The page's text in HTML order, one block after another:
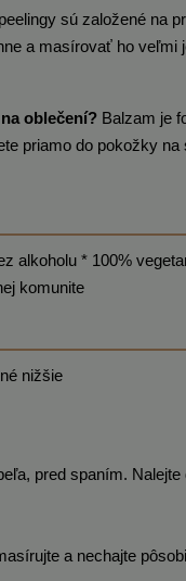
sú založené na
a masírovať ho
oblečení? Balzam je
priamo do pokožky
alkoholu * 100%
komunite
nižšie
pred spaním.
a nechajte